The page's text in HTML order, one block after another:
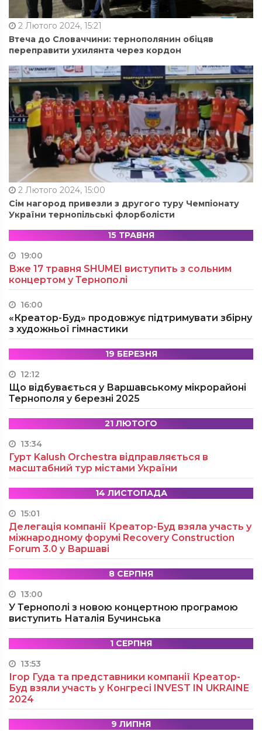
2 Лютого 2024, 15:21
Втеча до Словаччини: тернополянин обіцяв
переправити ухилянта через кордон
2 Лютого 2024, 15:00
Сім нагород привезли з другого туру Чемпіонату
України тернопільські флорболісти
15 ТРАВНЯ
19:00
Вже 17 травня SHUMEI виступить з сольним
концертом у Тернополі
16:00
«Креатор-Буд» продовжує підтримувати збірну
з художньої гімнастики
19 БЕРЕЗНЯ
12:12
Що відбувається у Варшавському мікрорайоні
Тернополя у березні 2025
21 ЛЮТОГО
13:34
Гурт Kalush Orchestra відправляється в
масштабний тур містами України
14 ЛИСТОПАДА
15:01
Делегація компанії Креатор-Буд взяла участь у
міжнародному форумі Recovery Construction
Forum 3.0 у Варшаві
8 СЕРПНЯ
13:00
У Тернополі з новою концертною програмою
виступить Наталія Бучинська
1 СЕРПНЯ
13:53
Ігор Гуда та представники компанії Креатор-
Буд взяли участь у Конгресі INVEST IN UKRAINE
2024
9 ЛИПНЯ